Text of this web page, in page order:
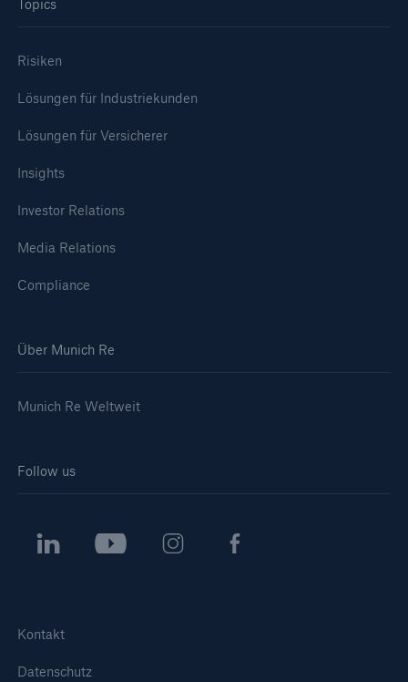
Topics
Risiken
Lösungen für Industriekunden
Lösungen für Versicherer
Insights
Investor Relations
Media Relations
Compliance
Über Munich Re
Munich Re Weltweit
Follow us
Kontakt
Datenschutz